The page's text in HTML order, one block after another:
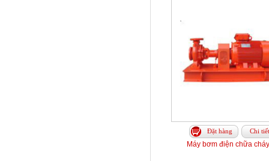
Đặt hàng Chi tiết
Máy bơm điện chữa